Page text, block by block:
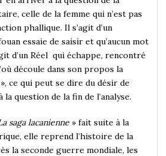
celle de la femme qui n’est pas
phallique. Il s’agit d’un
essaie de saisir et qu’aucun mot
d’un Réel qui échappe, rencontré
découle dans son propos la
ce qui peut se dire du désir de
la question de la fin de l’analyse.
saga lacanienne » fait suite à la
elle reprend l’histoire de la
la seconde guerre mondiale, les